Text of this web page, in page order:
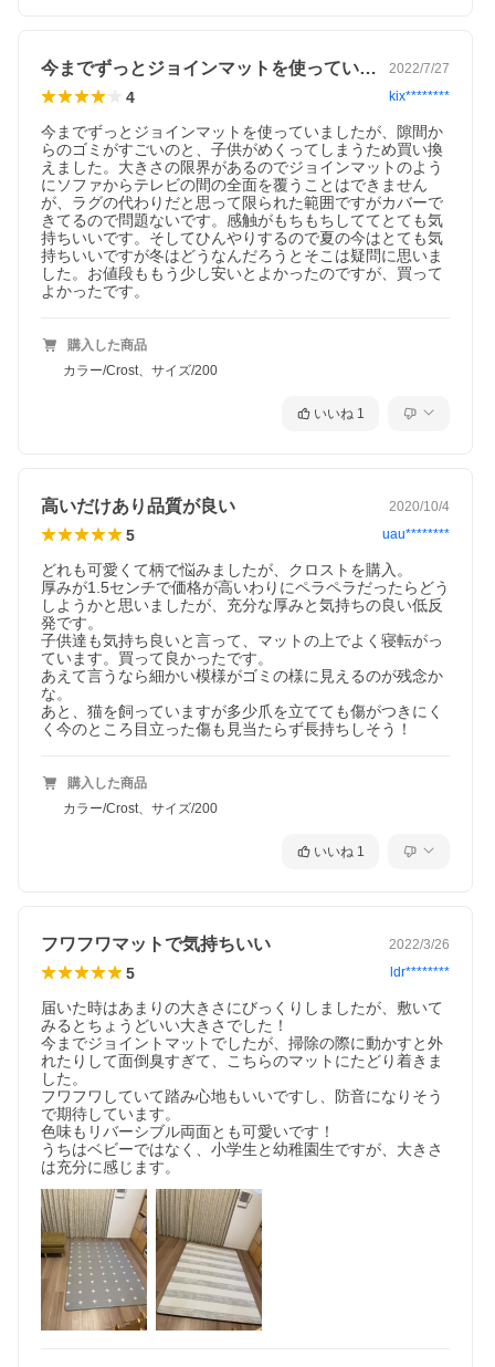
今までずっとジョインマットを使っていま… 2022/7/27
4 kix********
今までずっとジョインマットを使っていましたが、隙間か
らのゴミがすごいのと、子供がめくってしまうため買い換
えました。大きさの限界があるのでジョインマットのよう
にソファからテレビの間の全面を覆うことはできません
が、ラグの代わりだと思って限られた範囲ですがカバーで
きてるので問題ないです。感触がもちもちしててとても気
持ちいいです。そしてひんやりするので夏の今はとても気
持ちいいですが冬はどうなんだろうとそこは疑問に思いま
した。お値段ももう少し安いとよかったのですが、買って
よかったです。
購入した商品
カラー/Crost、サイズ/200
いいね 1
高いだけあり品質が良い 2020/10/4
5 uau********
どれも可愛くて柄で悩みましたが、クロストを購入。
厚みが1.5センチで価格が高いわりにペラペラだったらどう
しようかと思いましたが、充分な厚みと気持ちの良い低反
発です。
子供達も気持ち良いと言って、マットの上でよく寝転がっ
ています。買って良かったです。
あえて言うなら細かい模様がゴミの様に見えるのが残念か
な。
あと、猫を飼っていますが多少爪を立てても傷がつきにく
く今のところ目立った傷も見当たらず長持ちしそう！
購入した商品
カラー/Crost、サイズ/200
いいね 1
フワフワマットで気持ちいい 2022/3/26
5 ldr********
届いた時はあまりの大きさにびっくりしましたが、敷いて
みるとちょうどいい大きさでした！
今までジョイントマットでしたが、掃除の際に動かすと外
れたりして面倒臭すぎて、こちらのマットにたどり着きま
した。
フワフワしていて踏み心地もいいですし、防音になりそう
で期待しています。
色味もリバーシブル両面とも可愛いです！
うちはベビーではなく、小学生と幼稚園生ですが、大きさ
は充分に感じます。